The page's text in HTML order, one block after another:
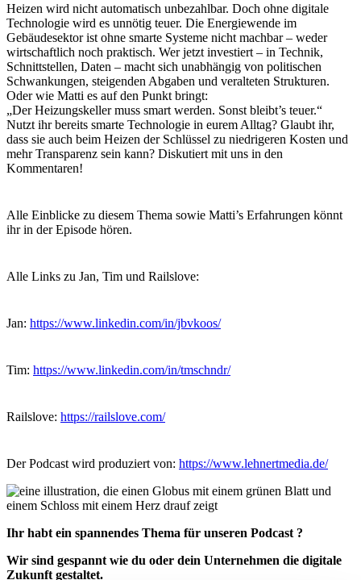
Heizen wird nicht automatisch unbezahlbar. Doch ohne digitale
Technologie wird es unnötig teuer. Die Energiewende im
Gebäudesektor ist ohne smarte Systeme nicht machbar – weder
wirtschaftlich noch praktisch. Wer jetzt investiert – in Technik,
Schnittstellen, Daten – macht sich unabhängig von politischen
Schwankungen, steigenden Abgaben und veralteten Strukturen.
Oder wie Matti es auf den Punkt bringt:
„Der Heizungskeller muss smart werden. Sonst bleibt’s teuer.“
Nutzt ihr bereits smarte Technologie in eurem Alltag? Glaubt ihr,
dass sie auch beim Heizen der Schlüssel zu niedrigeren Kosten und
mehr Transparenz sein kann? Diskutiert mit uns in den
Kommentaren!
Alle Einblicke zu diesem Thema sowie Matti’s Erfahrungen könnt
ihr in der Episode hören.
Alle Links zu Jan, Tim und Railslove:
Jan: https://www.linkedin.com/in/jbvkoos/
Tim: https://www.linkedin.com/in/tmschndr/
Railslove: https://railslove.com/
Der Podcast wird produziert von: https://www.lehnertmedia.de/
Ihr habt ein spannendes Thema für unseren Podcast ?
Wir sind gespannt wie du oder dein Unternehmen die digitale
Zukunft gestaltet.